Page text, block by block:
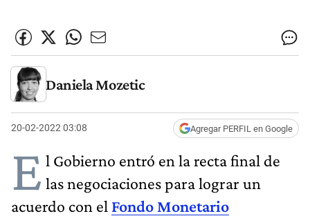
Daniela Mozetic
20-02-2022 03:08 Agregar PERFIL en Google
E l Gobierno entró en la recta final de
las negociaciones para lograr un
acuerdo con el Fondo Monetario